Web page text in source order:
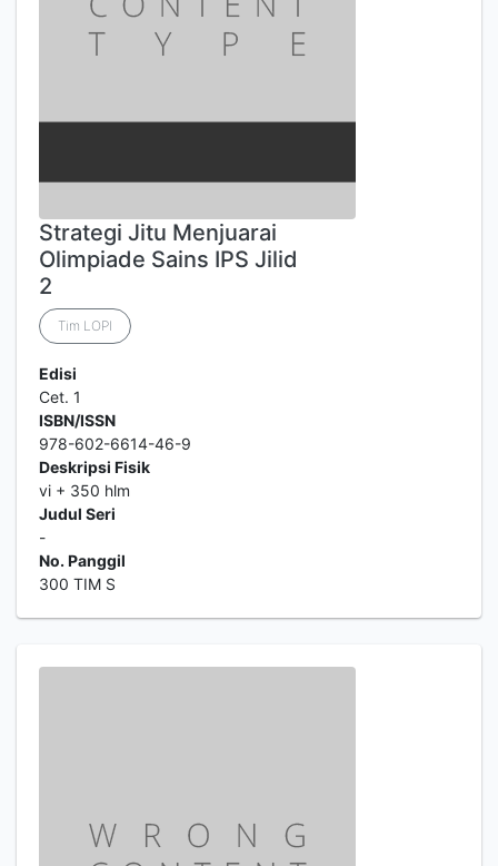
Strategi Jitu Menjuarai
Olimpiade Sains IPS Jilid
2
Tim LOPI
Edisi
Cet. 1
ISBN/ISSN
978-602-6614-46-9
Deskripsi Fisik
vi + 350 hlm
Judul Seri
-
No. Panggil
300 TIM S